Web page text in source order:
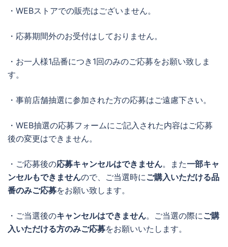
・WEBストアでの販売はございません。
・応募期間外のお受付はしておりません。
・お一人様1品番につき1回のみのご応募をお願い致しま
す。
・事前店舗抽選に参加された方の応募はご遠慮下さい。
・WEB抽選の応募フォームにご記入された内容はご応募
後の変更はできません。
・ご応募後の応募キャンセルはできません。また一部キャ
ンセルもできませんので、ご当選時にご購入いただける品
番のみご応募をお願い致します。
・ご当選後のキャンセルはできません。ご当選の際にご購
入いただける方のみご応募をお願いいたします。